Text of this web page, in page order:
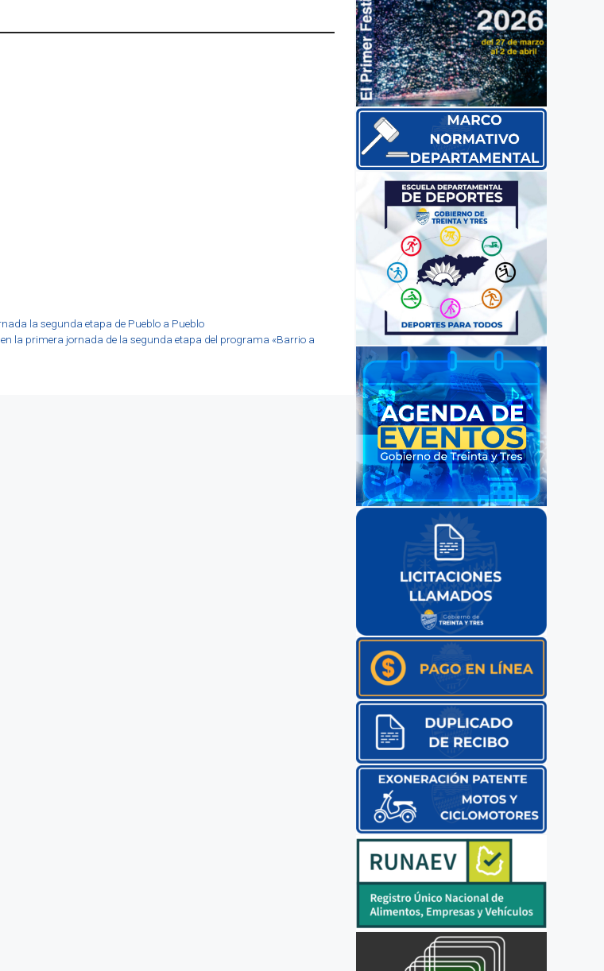
la segunda etapa de Pueblo a Pueblo
la primera jornada de la segunda etapa del programa «Barrio a